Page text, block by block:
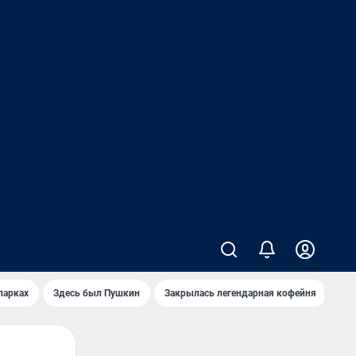
Здесь был Пушкин Закрылась легендарная кофейня